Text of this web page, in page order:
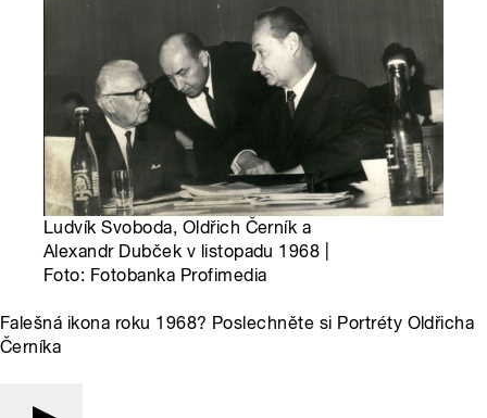
Ludvík Svoboda, Oldřich Černík a
Alexandr Dubček v listopadu 1968 |
Foto: Fotobanka Profimedia
Falešná ikona roku 1968? Poslechněte si Portréty Oldřicha
Černíka